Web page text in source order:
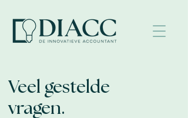
Veel gestelde
vragen.